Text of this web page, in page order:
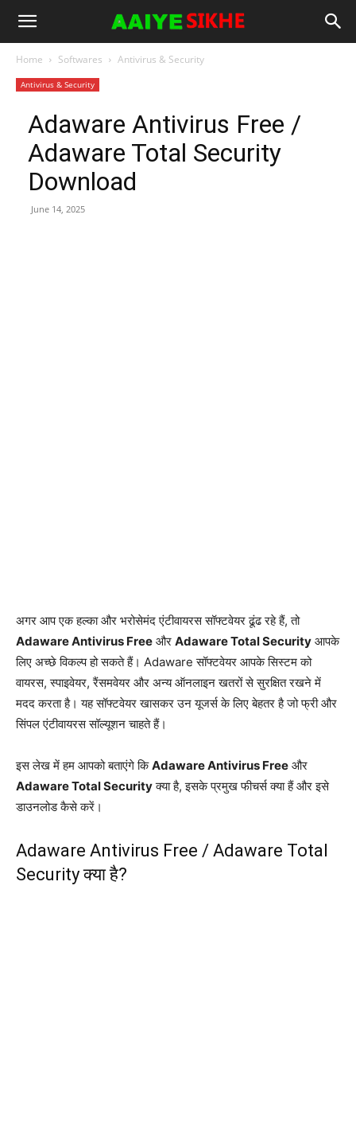
Home Softwares Antivirus & Security
Antivirus & Security
Adaware Antivirus Free /
Adaware Total Security
Download
June 14, 2025
अगर आप एक हल्का और भरोसेमंद एंटीवायरस सॉफ्टवेयर ढूंढ रहे हैं, तो
Adaware Antivirus Free और Adaware Total Security आपके
लिए अच्छे विकल्प हो सकते हैं। Adaware सॉफ्टवेयर आपके सिस्टम को
वायरस, स्पाइवेयर, रैंसमवेयर और अन्य ऑनलाइन खतरों से सुरक्षित रखने में
मदद करता है। यह सॉफ्टवेयर खासकर उन यूजर्स के लिए बेहतर है जो फ्री और
सिंपल एंटीवायरस सॉल्यूशन चाहते हैं।
इस लेख में हम आपको बताएंगे किAdaware Antivirus Free और
Adaware Total Securityक्या है, इसके प्रमुख फीचर्स क्या हैं और इसे
डाउनलोड कैसे करें।
Adaware Antivirus Free / Adaware Total
Security क्या है?